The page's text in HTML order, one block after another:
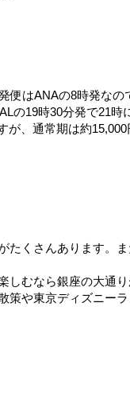
便はANAの8時発なの
の19時30分発で21時
、通常期は約15,000
たくさんあります。
しむなら銀座の大通
策や東京ディズニー